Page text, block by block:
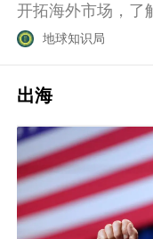
开拓海外市场，了
地球知识局
出海